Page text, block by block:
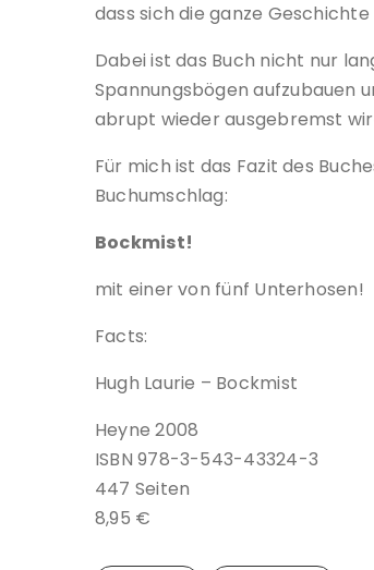
dass sich die ganze
Dabei ist das Buch nicht nur
Spannungsbögen aufzubauen
abrupt wieder ausgebremst
Für mich ist das Fazit des
Buchumschlag:
Bockmist!
mit einer von fünf Unterhosen!
Facts:
Hugh Laurie – Bockmist
Heyne 2008
ISBN 978-3-543-43324-3
447 Seiten
8,95 €